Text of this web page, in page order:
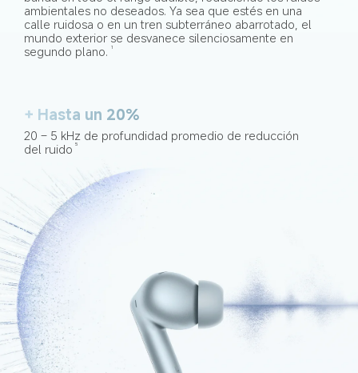
ambientales no deseados. Ya sea que estés en una
calle ruidosa o en un tren subterráneo abarrotado, el
mundo exterior se desvanece silenciosamente en
segundo plano.
1
+ Hasta un 20%
20 – 5 kHz de profundidad promedio de reducción
del ruido 5